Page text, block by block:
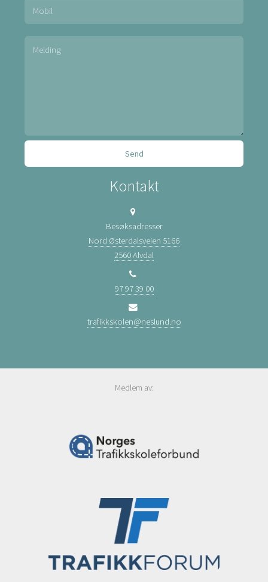
Kontakt
Besøksadresser
Nord Østerdalsveien 5166
2560 Alvdal
97 97 39 00
trafikkskolen@neslund.no
Medlem av: